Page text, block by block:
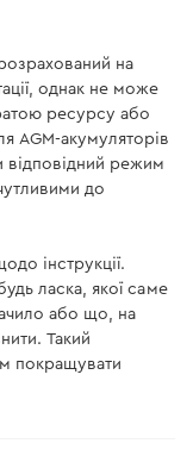
Подача
напряжением
батареи
с
на
однак не може
ресурсу або
AGM-акумуляторів
відповідний режим
до
інструкції.
ласка, якої саме
або що, на
Такий
покращувати